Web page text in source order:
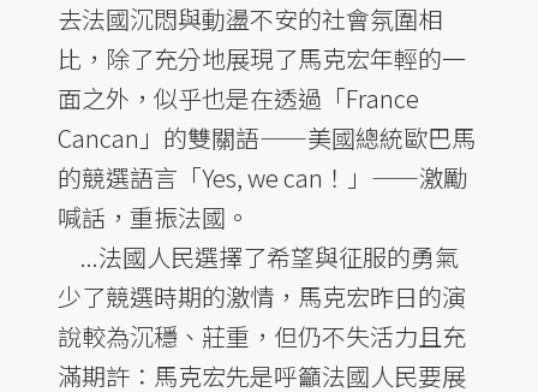
去法國沉悶與動盪不安的社會氛圍相
比，除了充分地展現了馬克宏年輕的一
面之外，似乎也是在透過「France
Cancan」的雙關語——美國總統歐巴馬
的競選語言「Yes, we can！」——激勵
喊話，重振法國。
...法國人民選擇了希望與征服的勇氣
少了競選時期的激情，馬克宏昨日的演
說較為沉穩、莊重，但仍不失活力且充
滿期許：馬克宏先是呼籲法國人民要展